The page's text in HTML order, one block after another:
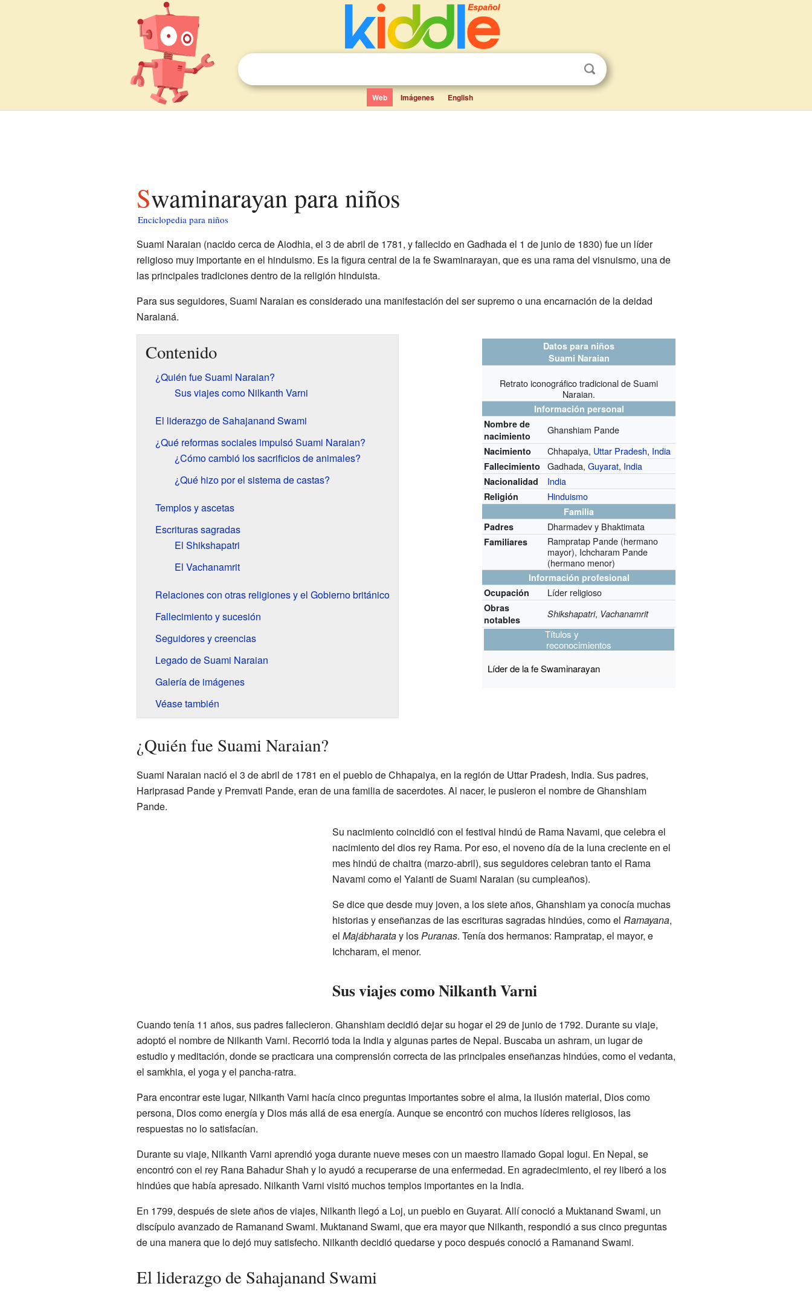
Web Imágenes English
Swaminarayan para niños
Enciclopedia para niños
Suami Naraian (nacido cerca de Aiodhia, el 3 de abril de 1781, y fallecido en Gadhada el 1 de junio de 1830) fue un líder
religioso muy importante en el hinduismo. Es la figura central de la fe Swaminarayan, que es una rama del visnuismo, una de
las principales tradiciones dentro de la religión hinduista.
Para sus seguidores, Suami Naraian es considerado una manifestación del ser supremo o una encarnación de la deidad
Naraianá.
Datos para niños
Suami Naraian
Retrato iconográfico tradicional de Suami
Naraian.
Información personal
Nombre de
nacimiento
Ghanshiam Pande
Nacimiento Chhapaiya, Uttar Pradesh, India
Fallecimiento Gadhada,Guyarat, India
Nacionalidad India
Religión Hinduismo
Familia
Padres
Dharmadev y Bhaktimata
Familiares
Rampratap Pande (hermano
mayor), Ichcharam Pande
(hermano menor)
Información profesional
Ocupación
Líder religioso
Obras
notables
Shikshapatri, Vachanamrit
Títulos y
reconocimientos
Líder de la fe Swaminarayan
Contenido
¿Quién fue Suami Naraian?
Sus viajes como Nilkanth Varni
El liderazgo de Sahajanand Swami
¿Qué reformas sociales impulsó Suami Naraian?
¿Cómo cambió los sacrificios de animales?
¿Qué hizo por el sistema de castas?
Templos y ascetas
Escrituras sagradas
El Shikshapatri
El Vachanamrit
Relaciones con otras religiones y el Gobierno británico
Fallecimiento y sucesión
Seguidores y creencias
Legado de Suami Naraian
Galería de imágenes
Véase también
¿Quién fue Suami Naraian?
Suami Naraian nació el 3 de abril de 1781 en el pueblo de Chhapaiya, en la región de Uttar Pradesh, India. Sus padres,
Hariprasad Pande y Premvati Pande, eran de una familia de sacerdotes. Al nacer, le pusieron el nombre de Ghanshiam
Pande.
Su nacimiento coincidió con el festival hindú de Rama Navami, que celebra el
nacimiento del dios rey Rama. Por eso, el noveno día de la luna creciente en el
mes hindú de chaitra (marzo-abril), sus seguidores celebran tanto el Rama
Navami como el Yaianti de Suami Naraian (su cumpleaños).
Se dice que desde muy joven, a los siete años, Ghanshiam ya conocía muchas
historias y enseñanzas de las escrituras sagradas hindúes, como el Ramayana,
el Majábharatay losPuranas. Tenía dos hermanos: Rampratap, el mayor, e
Ichcharam, el menor.
Sus viajes como Nilkanth Varni
Cuando tenía 11 años, sus padres fallecieron. Ghanshiam decidió dejar su hogar el 29 de junio de 1792. Durante su viaje,
adoptó el nombre de Nilkanth Varni. Recorrió toda la India y algunas partes de Nepal. Buscaba un ashram, un lugar de
estudio y meditación, donde se practicara una comprensión correcta de las principales enseñanzas hindúes, como el vedanta,
el samkhia, el yoga y el pancha-ratra.
Para encontrar este lugar, Nilkanth Varni hacía cinco preguntas importantes sobre el alma, la ilusión material, Dios como
persona, Dios como energía y Dios más allá de esa energía. Aunque se encontró con muchos líderes religiosos, las
respuestas no lo satisfacían.
Durante su viaje, Nilkanth Varni aprendió yoga durante nueve meses con un maestro llamado Gopal Iogui. En Nepal, se
encontró con el rey Rana Bahadur Shah y lo ayudó a recuperarse de una enfermedad. En agradecimiento, el rey liberó a los
hindúes que había apresado. Nilkanth Varni visitó muchos templos importantes en la India.
En 1799, después de siete años de viajes, Nilkanth llegó a Loj, un pueblo en Guyarat. Allí conoció a Muktanand Swami, un
discípulo avanzado de Ramanand Swami. Muktanand Swami, que era mayor que Nilkanth, respondió a sus cinco preguntas
de una manera que lo dejó muy satisfecho. Nilkanth decidió quedarse y poco después conoció a Ramanand Swami.
El liderazgo de Sahajanand Swami